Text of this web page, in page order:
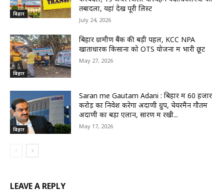
बिहार
तबादला, यहां देखें पूरी लिस्ट
July 24, 2026
बिहार
बिहार ग्रामीण बैंक की बड़ी पहल, KCC NPA
खाताधारक किसानों को OTS योजना में भारी छूट
May 27, 2026
बिहार
Saran me Gautam Adani : बिहार में 60 हजार
करोड़ का निवेश करेगा अदाणी ग्रुप, चेयरमैन गौतम
अदाणी का बड़ा एलान, सारण में रखी...
May 17, 2026
LEAVE A REPLY